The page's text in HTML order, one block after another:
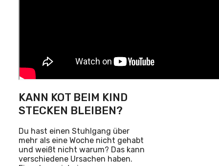
KANN KOT BEIM KIND
STECKEN BLEIBEN?
Du hast einen Stuhlgang über
mehr als eine Woche nicht gehabt
und weißt nicht warum? Das kann
verschiedene Ursachen haben.